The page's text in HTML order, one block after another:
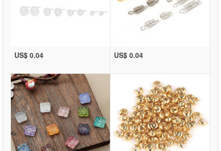
US$ 0.04 US$ 0.04